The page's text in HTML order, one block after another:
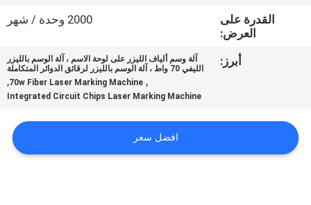
مراقبة
اطلب
القدرة على
العرض:
2000 وحدة / شهر
أبرز:
آلة وسم ألياف الليزر على لوحة الاسم ، آلة الوسم بالليزر
الليفي 70 واط ، آلة الوسم بالليزر لرقائق الدوائر المتكاملة
,
70w Fiber Laser Marking Machine
,
Integrated Circuit Chips Laser Marking Machine
افضل سعر